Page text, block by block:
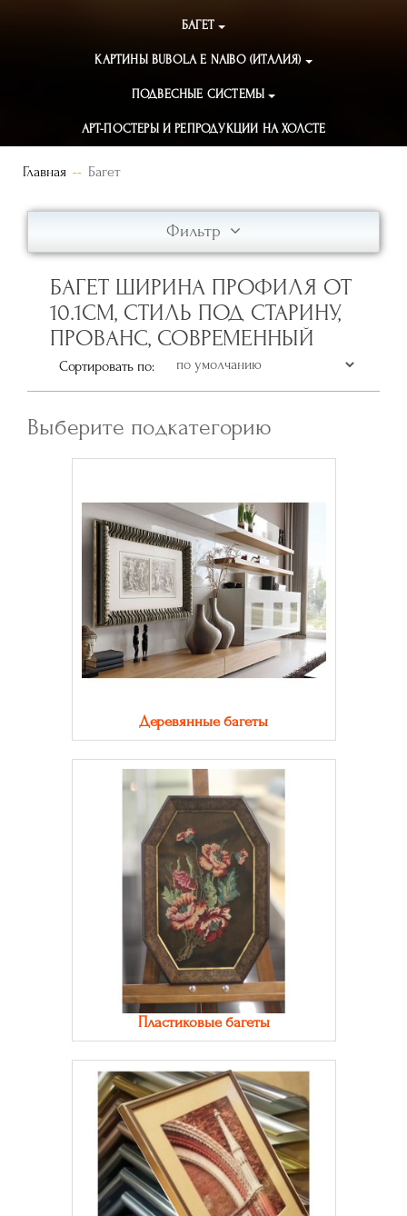
БАГЕТ
КАРТИНЫ BUBOLA E NAIBO (ИТАЛИЯ)
ПОДВЕСНЫЕ СИСТЕМЫ
АРТ-ПОСТЕРЫ И РЕПРОДУКЦИИ НА ХОЛСТЕ
Главная Багет
Фильтр
БАГЕТ ШИРИНА ПРОФИЛЯ ОТ
10.1СМ, СТИЛЬ ПОД СТАРИНУ,
ПРОВАНС, СОВРЕМЕННЫЙ
Сортировать по:
Выберите подкатегорию
Деревянные багеты
Пластиковые багеты